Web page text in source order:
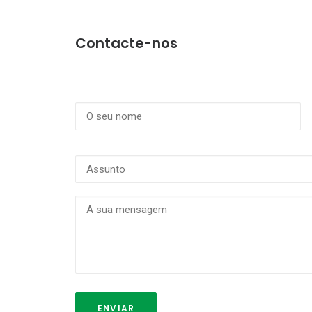
Contacte-nos